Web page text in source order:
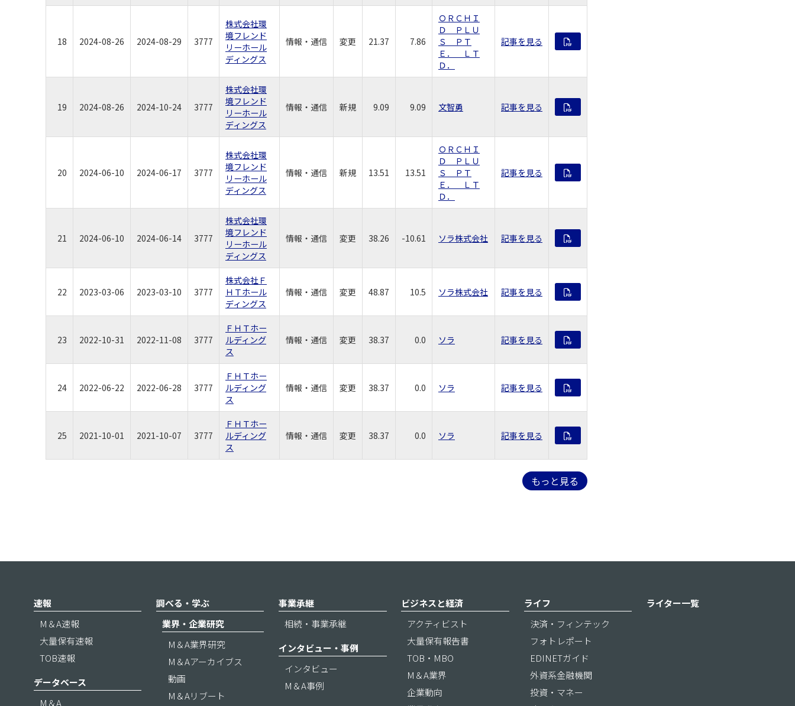
18 2024-08-26 2024-08-29 3777
株式会社環
境フレンド
リーホール
ディングス
情報・通信 変更 21.37 7.86
ＯＲＣＨＩ
Ｄ ＰＬＵ
Ｓ ＰＴ
Ｅ． ＬＴ
Ｄ．
記事を見る
19 2024-08-26 2024-10-24 3777
株式会社環
境フレンド
リーホール
ディングス
情報・通信 新規 9.09 9.09 文智勇 記事を見る
20 2024-06-10 2024-06-17 3777
株式会社環
境フレンド
リーホール
ディングス
情報・通信 新規 13.51 13.51
ＯＲＣＨＩ
Ｄ ＰＬＵ
Ｓ ＰＴ
Ｅ． ＬＴ
Ｄ．
記事を見る
21 2024-06-10 2024-06-14 3777
株式会社環
境フレンド
リーホール
ディングス
情報・通信 変更 38.26 -10.61 ソラ株式会社 記事を見る
22 2023-03-06 2023-03-10 3777
株式会社Ｆ
ＨＴホール
ディングス
情報・通信 変更 48.87 10.5 ソラ株式会社 記事を見る
23 2022-10-31 2022-11-08 3777
ＦＨＴホー
ルディング
ス
情報・通信 変更 38.37 0.0 ソラ 記事を見る
24 2022-06-22 2022-06-28 3777
ＦＨＴホー
ルディング
ス
情報・通信 変更 38.37 0.0 ソラ 記事を見る
25 2021-10-01 2021-10-07 3777
ＦＨＴホー
ルディング
ス
情報・通信 変更 38.37 0.0 ソラ 記事を見る
もっと見る
速報
M＆A速報
大量保有速報
TOB速報
データベース
M＆A
調べる・学ぶ
業界・企業研究
M＆A業界研究
M＆Aアーカイブス
動画
M＆Aリブート
事業承継
相続・事業承継
インタビュー・事例
インタビュー
M＆A事例
ビジネスと経済
アクティビスト
大量保有報告書
TOB・MBO
M＆A業界
企業動向
ライフ
決済・フィンテック
フォトレポート
EDINETガイド
外資系金融機関
投資・マネー
ライター一覧